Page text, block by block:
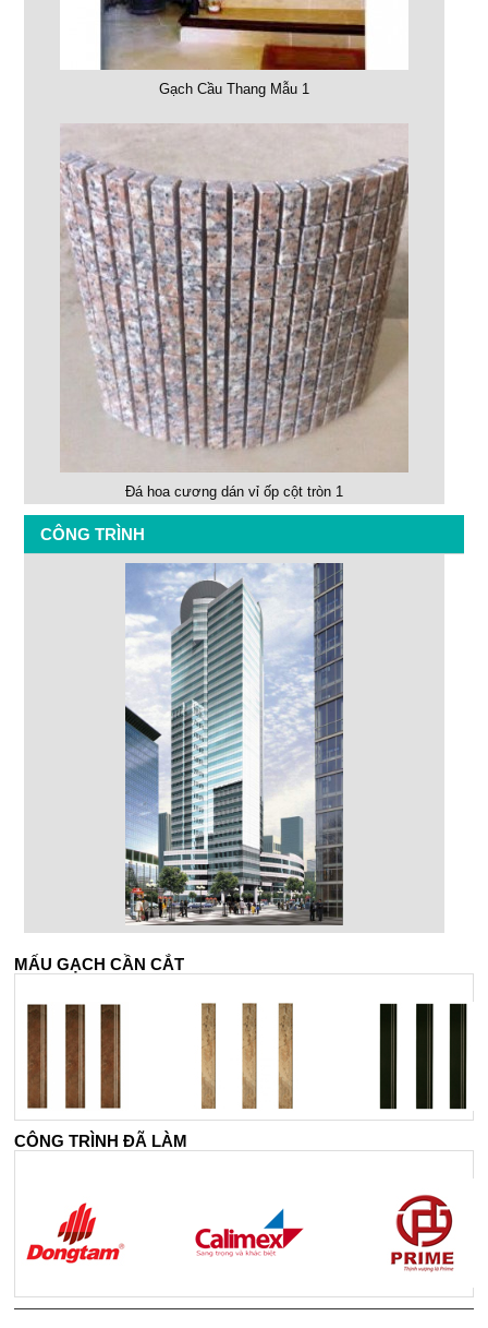
Gạch Cầu Thang Mẫu 1
Đá hoa cương dán vỉ ốp cột tròn 1
CÔNG TRÌNH
MẤU GẠCH CẦN CẮT
CÔNG TRÌNH ĐÃ LÀM